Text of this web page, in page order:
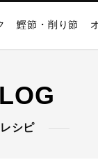
鰹節・削り節
レシピ